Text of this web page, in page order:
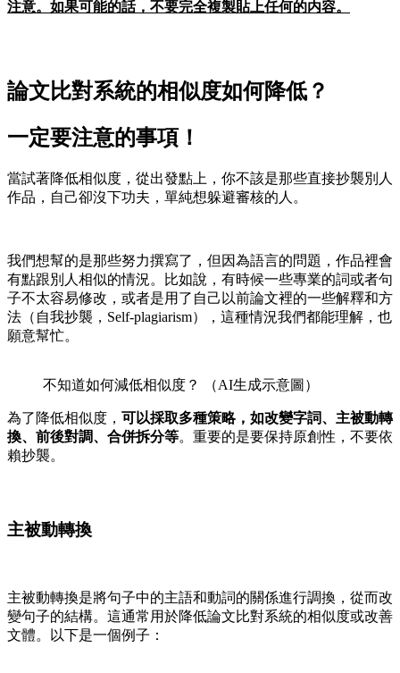
注意。如果可能的話，不要完全複製貼上任何的内容。
論文比對系統的相似度如何降低？
一定要注意的事項！
當試著降低相似度，從出發點上，你不該是那些直接抄襲別人
作品，自己卻沒下功夫，單純想躲避審核的人。
我們想幫的是那些努力撰寫了，但因為語言的問題，作品裡會
有點跟別人相似的情況。比如說，有時候一些專業的詞或者句
子不太容易修改，或者是用了自己以前論文裡的一些解釋和方
法（自我抄襲， Self-plagiarism），這種情況我們都能理解，也
願意幫忙。
不知道如何減低相似度？ （AI生成示意圖）
為了降低相似度， 可以採取多種策略，如改變字詞、主被動轉
換、前後對調、合併拆分等。重要的是要保持原創性，不要依
賴抄襲。
主被動轉換
主被動轉換是將句子中的主語和動詞的關係進行調換，從而改
變句子的結構。這通常用於降低論文比對系統的相似度或改善
文體。以下是一個例子：